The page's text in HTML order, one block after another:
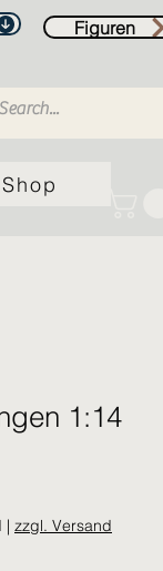
Shop
Figuren
1:14
| zzgl. Versand